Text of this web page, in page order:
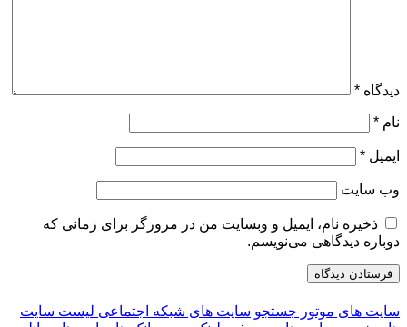
دیدگاه *
نام *
ایمیل *
وب‌ سایت
ذخیره نام، ایمیل و وبسایت من در مرورگر برای زمانی که
دوباره دیدگاهی می‌نویسم.
سایت های موتور جستجو سایت های شبکه اجتماعی لیست سایت